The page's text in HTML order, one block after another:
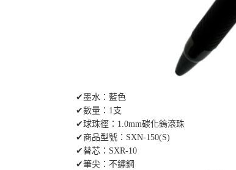
✔墨水：藍色
✔數量：1支
✔球珠徑：1.0mm碳化鎢滾珠
✔商品型號：SXN-150(S)
✔替芯：SXR-10
✔筆尖：不鏽鋼